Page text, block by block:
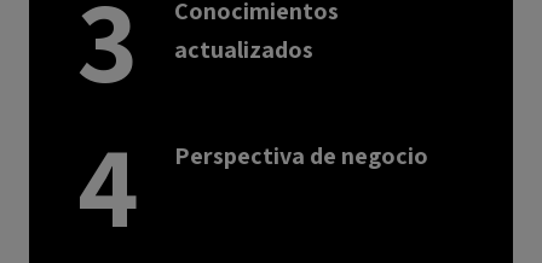
3
Conocimientos
actualizados
4 Perspectiva de negocio